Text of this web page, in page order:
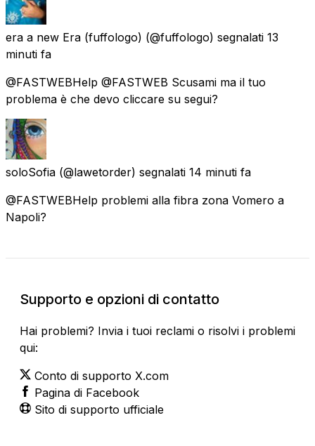
era a new Era (fuffologo) (@fuffologo) segnalati 13
minuti fa
@FASTWEBHelp @FASTWEB Scusami ma il tuo
problema è che devo cliccare su segui?
soloSofia (@lawetorder) segnalati 14 minuti fa
@FASTWEBHelp problemi alla fibra zona Vomero a
Napoli?
Supporto e opzioni di contatto
Hai problemi? Invia i tuoi reclami o risolvi i problemi
qui:
Conto di supporto X.com
Pagina di Facebook
Sito di supporto ufficiale